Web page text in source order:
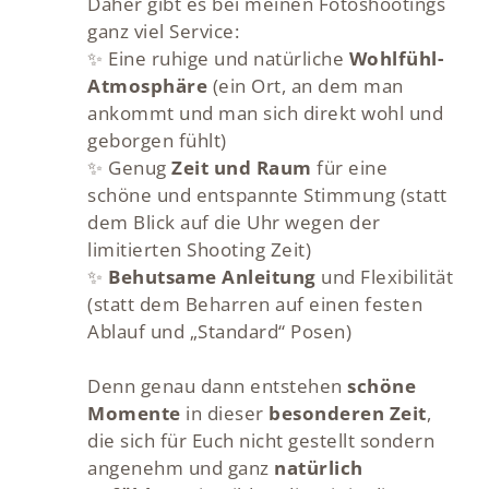
ganz viel Service:
✨ Eine ruhige und natürliche Wohlfühl-
Atmosphäre (ein Ort, an dem man
ankommt und man sich direkt wohl und
geborgen fühlt)
✨ Genug Zeit und Raum für eine
schöne und entspannte Stimmung (statt
dem Blick auf die Uhr wegen der
limitierten Shooting Zeit)
✨ Behutsame Anleitung und Flexibilität
(statt dem Beharren auf einen festen
Ablauf und „Standard“ Posen)
Denn genau dann entstehen schöne
Momente in dieser besonderen Zeit,
die sich für Euch nicht gestellt sondern
angenehm und ganz natürlich